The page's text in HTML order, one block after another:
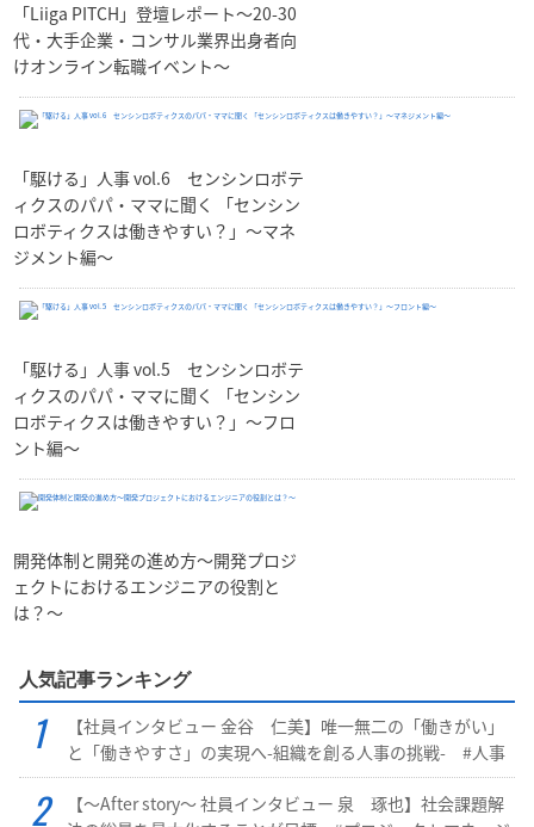
「Liiga PITCH」登壇レポート～20-30
代・大手企業・コンサル業界出身者向
けオンライン転職イベント～
「駆ける」人事 vol.6 センシンロボテ
ィクスのパパ・ママに聞く 「センシン
ロボティクスは働きやすい？」～マネ
ジメント編～
「駆ける」人事 vol.5 センシンロボテ
ィクスのパパ・ママに聞く 「センシン
ロボティクスは働きやすい？」～フロ
ント編～
開発体制と開発の進め方〜開発プロジ
ェクトにおけるエンジニアの役割と
は？〜
人気記事ランキング
【社員インタビュー 金谷 仁美】唯一無二の「働きがい」
と「働きやすさ」の実現へ-組織を創る人事の挑戦- #人事
【～After story～ 社員インタビュー 泉 琢也】社会課題解